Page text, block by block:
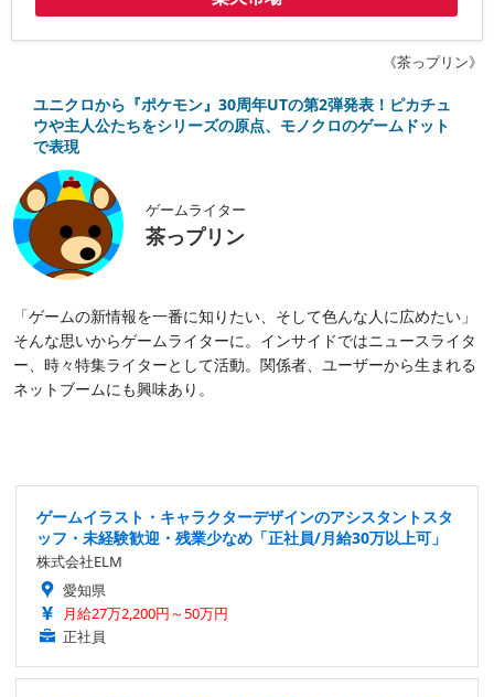
《茶っプリン》
ユニクロから『ポケモン』30周年UTの第2弾発表！ピカチュ
ウや主人公たちをシリーズの原点、モノクロのゲームドット
で表現
ゲームライター
茶っプリン
「ゲームの新情報を一番に知りたい、そして色んな人に広めたい」
そんな思いからゲームライターに。インサイドではニュースライタ
ー、時々特集ライターとして活動。関係者、ユーザーから生まれる
ネットブームにも興味あり。
ゲームイラスト・キャラクターデザインのアシスタントスタ
ッフ・未経験歓迎・残業少なめ「正社員/月給30万以上可」
株式会社ELM
愛知県
月給27万2,200円～50万円
正社員